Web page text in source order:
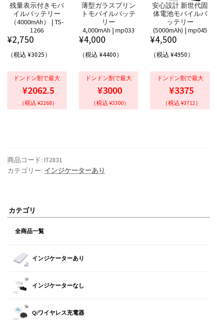
残量表示付きモバ
イルバッテリー
（4000mAh） | TS-
1266
¥2,750
（税込 ¥3025）
ドンドン割で最大
¥2062.5
（税込 ¥2268）
薄型ガラスプリン
トモバイルバッテ
リー
4,000mAh | mp033
¥4,000
（税込 ¥4400）
ドンドン割で最大
¥3000
（税込 ¥3300）
安心設計 新世代固
体電池モバイルバ
ッテリー
(5000mAh) | mp045
¥4,500
（税込 ¥4950）
ドンドン割で最大
¥3375
（税込 ¥3712）
商品コード: IT2831
カテゴリー: インジケーターあり
カテゴリ
全商品一覧
インジケーターあり
インジケーターなし
Qiワイヤレス充電器